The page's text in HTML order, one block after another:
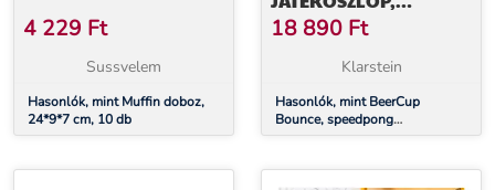
4 229 Ft
Sussvelem
Hasonlók, mint Muffin doboz,
24*9*7 cm, 10 db
KOMPAKT DOBOZ, 6
KÉK ÉS PIROS POHÁR,
MELLÉKELVE 2
18 890 Ft
Klarstein
Hasonlók, mint BeerCup
Bounce, speedpong
játékoszlop, kompakt doboz, 6
labdácska